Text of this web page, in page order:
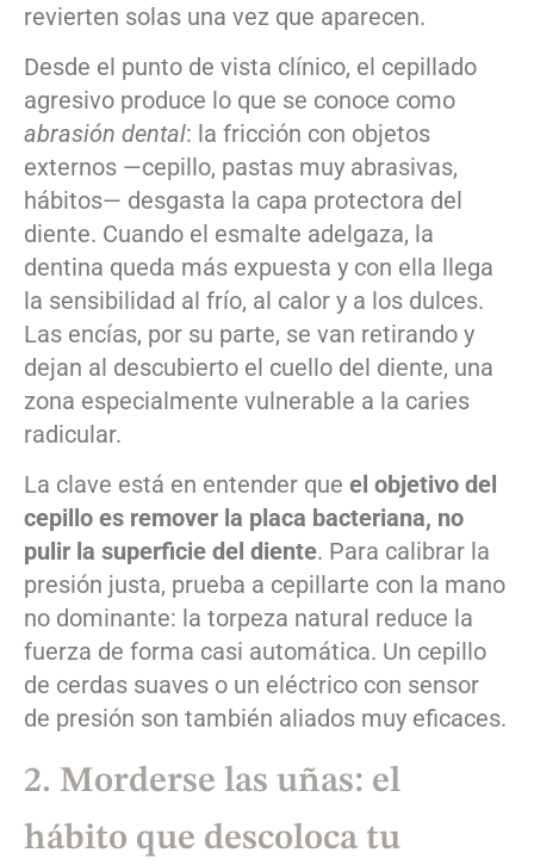
revierten solas una vez que aparecen.
Desde el punto de vista clínico, el cepillado
agresivo produce lo que se conoce como
abrasión dental: la fricción con objetos
externos —cepillo, pastas muy abrasivas,
hábitos— desgasta la capa protectora del
diente. Cuando el esmalte adelgaza, la
dentina queda más expuesta y con ella llega
la sensibilidad al frío, al calor y a los dulces.
Las encías, por su parte, se van retirando y
dejan al descubierto el cuello del diente, una
zona especialmente vulnerable a la caries
radicular.
La clave está en entender que el objetivo del
cepillo es remover la placa bacteriana, no
pulir la superficie del diente. Para calibrar la
presión justa, prueba a cepillarte con la mano
no dominante: la torpeza natural reduce la
fuerza de forma casi automática. Un cepillo
de cerdas suaves o un eléctrico con sensor
de presión son también aliados muy eficaces.
2. Morderse las uñas: el
hábito que descoloca tu